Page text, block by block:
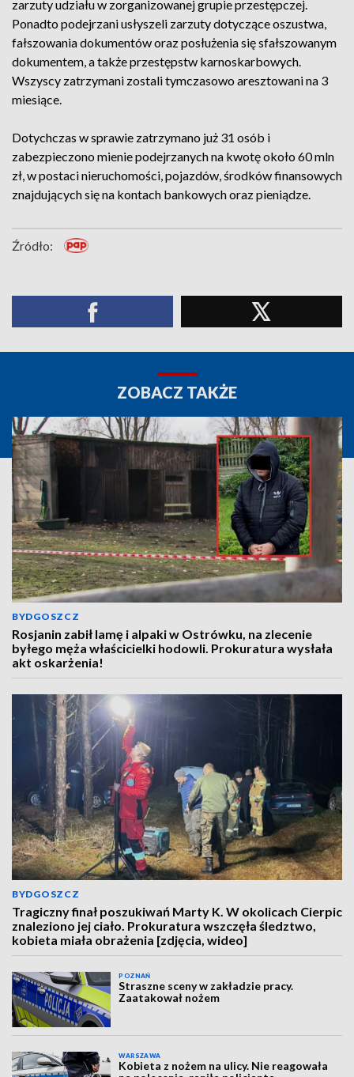
zarzuty udziału w zorganizowanej grupie przestępczej.
Ponadto podejrzani usłyszeli zarzuty dotyczące oszustwa,
fałszowania dokumentów oraz posłużenia się sfałszowanym
dokumentem, a także przestępstw karnoskarbowych.
Wszyscy zatrzymani zostali tymczasowo aresztowani na 3
miesiące.
Dotychczas w sprawie zatrzymano już 31 osób i
zabezpieczono mienie podejrzanych na kwotę około 60 mln
zł, w postaci nieruchomości, pojazdów, środków finansowych
znajdujących się na kontach bankowych oraz pieniądze.
Źródło:
ZOBACZ TAKŻE
BYDGOSZCZ
Rosjanin zabił lamę i alpaki w Ostrówku, na zlecenie
byłego męża właścicielki hodowli. Prokuratura wysłała
akt oskarżenia!
BYDGOSZCZ
Tragiczny finał poszukiwań Marty K. W okolicach Cierpic
znaleziono jej ciało. Prokuratura wszczęła śledztwo,
kobieta miała obrażenia [zdjęcia, wideo]
POZNAŃ
Straszne sceny w zakładzie pracy.
Zaatakował nożem
WARSZAWA
Kobieta z nożem na ulicy. Nie reagowała